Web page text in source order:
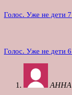
Голос. Уже не дети
Голос. Уже не дети
АННА